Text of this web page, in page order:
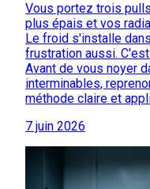
Vous portez trois
plus épais et vos
Le froid s'installe
frustration aussi.
Avant de vous noyer
interminables,
méthode claire et
7 juin 2026